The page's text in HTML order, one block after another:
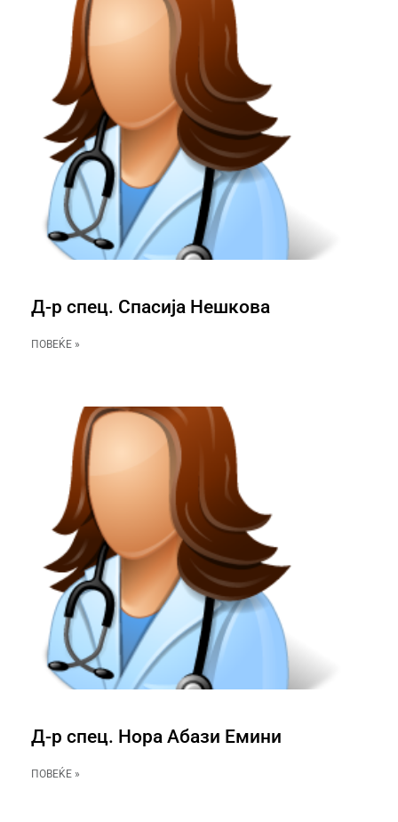
Д-р спец. Спасија Нешкова
ПОВЕЌЕ »
Д-р спец. Нора Абази Емини
ПОВЕЌЕ »